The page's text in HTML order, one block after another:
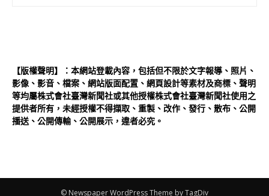
【版權聲明】：本網站登載內容，包括但不限於文字報導、照片、
影像、影音、檔案、網站版面配置、網頁設計等素材及商標、聲明
等均屬株式會社臺灣新聞社或其他授權株式會社臺灣新聞社使用之
提供者所有，未經授權不得擷取、重製、改作、發行、散布、公開
播送、公開傳輸、公開展示，違者必究。
© Newspaper WordPress Theme by TagDiv